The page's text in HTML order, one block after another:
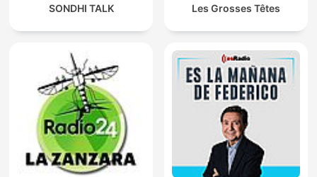
SONDHI TALK Les Grosses Têtes